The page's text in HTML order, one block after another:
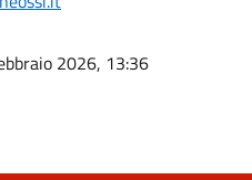
2026, 13:36